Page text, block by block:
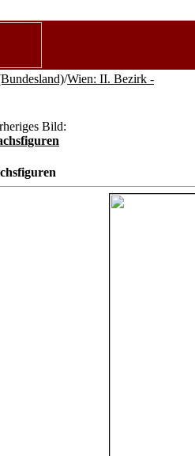
/Wien: II. Bezirk -
Bild: